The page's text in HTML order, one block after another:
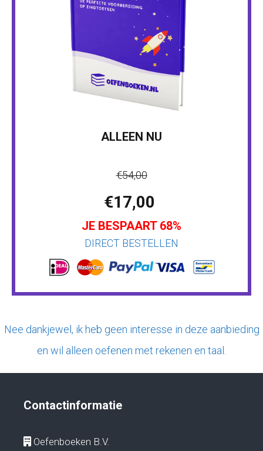
ALLEEN NU
€54,00
€17,00
JE BESPAART 68%
DIRECT BESTELLEN
Nee dankjewel, ik heb geen interesse in deze aanbieding
en wil alleen oefenen met rekenen en taal.
Contactinformatie
Oefenboeken B.V.